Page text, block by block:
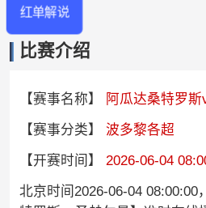
红单解说
比赛介绍
【赛事名称】
阿瓜达桑特罗
【赛事分类】
波多黎各超
【开赛时间】
2026-06-04
北京时间2026-06-04 08:00:00